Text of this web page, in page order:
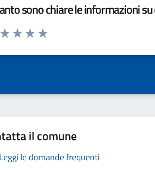
sono chiare le informazioni
da 1 a 5 stelle la pagina
il comune
Leggi le domande frequenti